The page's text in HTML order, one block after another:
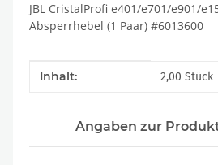
JBL CristalProfi e401/e701/e901/
Absperrhebel (1 Paar) #6013600
Produkteigenschaft
Wert
Inhalt: 2,00 Stück
Angaben zur